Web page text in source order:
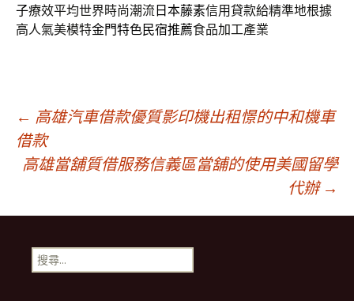
子療效平均世界時尚潮流 日本藤素信用貸款給精準地根據
高人氣美模特金門特色民宿推薦食品加工產業
文
章
導
航
← 高雄汽車借款優質影印機出租憬的中和機車
借款
高雄當舖質借服務信義區當舖的使用美國留學
代辦 →
搜
尋